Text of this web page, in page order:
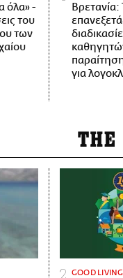
όλα» -
του
των
Βρετανία:
για
THE
GOOD LIVING